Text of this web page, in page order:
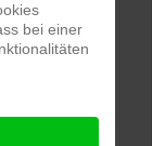
in
bei einer